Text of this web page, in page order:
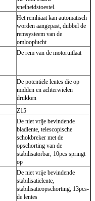
snelheidstoestel.
Het remhiaat kan automatisch
worden aangepast, dubbel de
remsysteem van de
omlooplucht
De rem van de motoruitlaat
De potentiële lentes die op
midden en achterwielen
drukken
Z15
De niet vrije bevindende
bladlente, telescopische
schokbreker met de
opschorting van de
stabilisatorbar, 10pcs springt
op
De niet vrije bevindende
stabilisatielente,
stabilisatieopschorting, 13pcs-
de lentes